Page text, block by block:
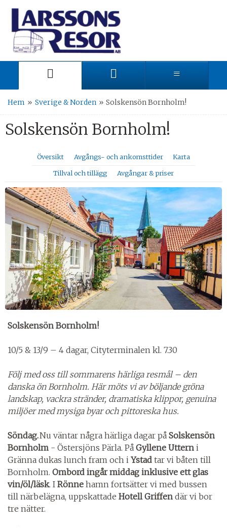
Hem » Sverige & Norden » Solskensön Bornholm!
Solskensön Bornholm!
Översikt Avgångs- och ankomsttider
Karta
Tillval och tillägg
Avgångar & priser
Solskensön Bornholm!
10/5 & 13/9 – 4 dagar, Cityterminalen kl. 7.30
Följ med oss till sommarens härliga resmål – den
danska ön Bornholm. Här möts vi av böljande gröna
landskap, vackra stränder, dramatiska klippor, genuina
miljöer med mysiga byar och pittoreska hus.
Söndag.Nu väntar några härliga dagar på Solskensön
Bornholm - Östersjöns Pärla. På Gyllene Uttern i
Gränna dukas lunch fram och i Ystad tar vi båten till
Bornholm. Ombord ingår middag inklusive ett glas
vin/öl/läsk. I Rönne hamn fortsätter vi med bussen
till närbelägna, uppskattade Hotell Griffen där vi bor
tre nätter.